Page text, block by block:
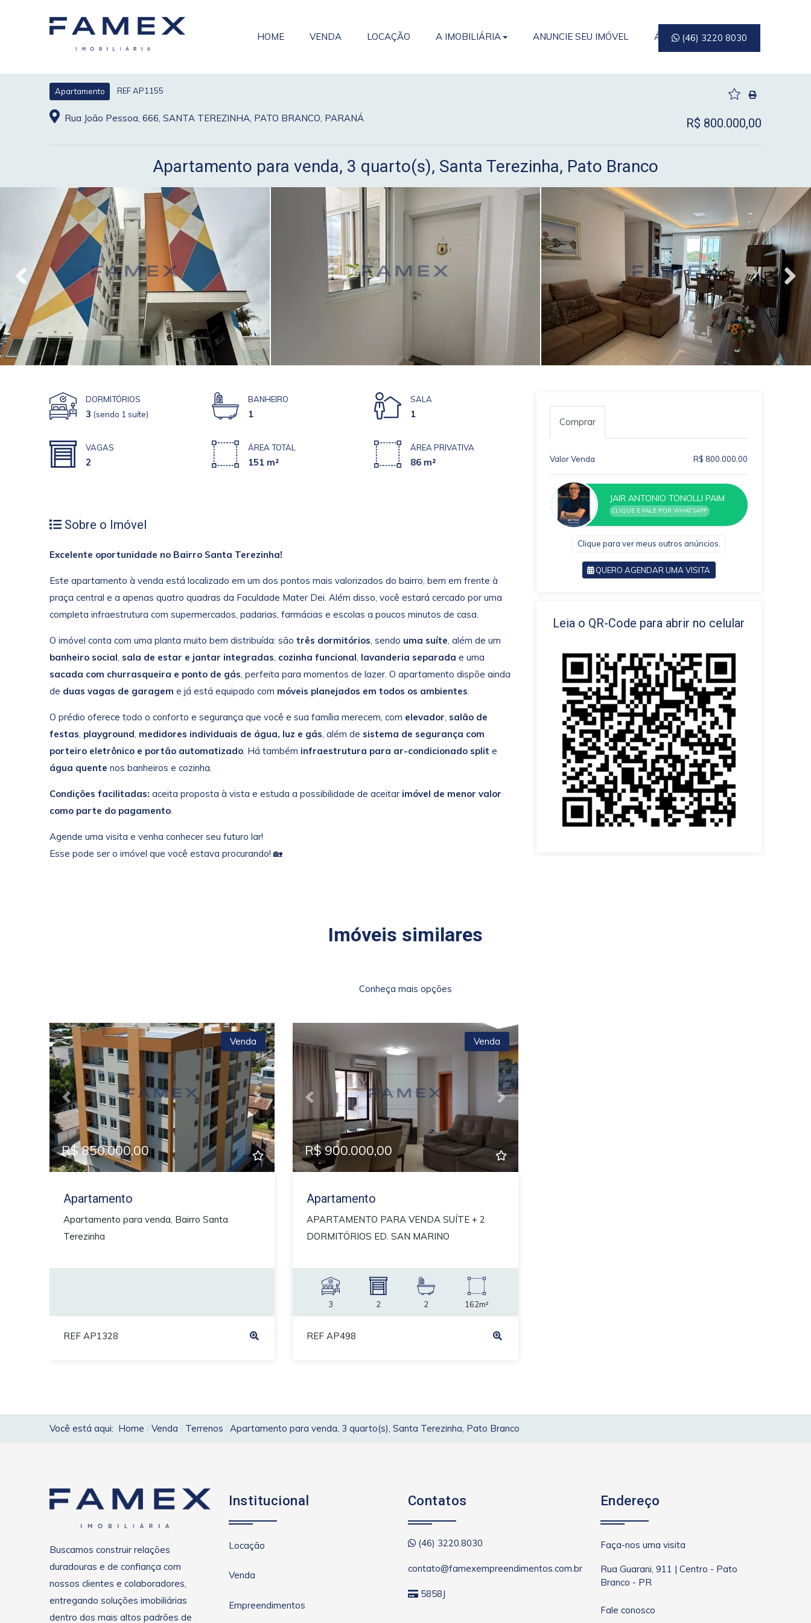
HOME VENDA LOCAÇÃO A IMOBILIÁRIA ANUNCIE SEU IMÓVEL ÁREA DO CLIENTE
(46) 3220 8030
Apartamento REF AP1155
Rua João Pessoa, 666, SANTA TEREZINHA, PATO BRANCO, PARANÁ R$ 800.000,00
Apartamento para venda, 3 quarto(s), Santa Terezinha, Pato Branco
DORMITÓRIOS
3 (sendo 1 suíte)
BANHEIRO
1
SALA
1
VAGAS
2
ÁREA TOTAL
151 m²
ÁREA PRIVATIVA
86 m²
Sobre o Imóvel
Excelente oportunidade no Bairro Santa Terezinha!
Este apartamento à venda está localizado em um dos pontos mais valorizados do bairro, bem em frente à
praça central e a apenas quatro quadras da Faculdade Mater Dei. Além disso, você estará cercado por uma
completa infraestrutura com supermercados, padarias, farmácias e escolas a poucos minutos de casa.
O imóvel conta com uma planta muito bem distribuída: sãotrês dormitórios, sendo uma suíte, além de um
banheiro social, sala de estar e jantar integradas, cozinha funcional, lavanderia separada e uma
sacada com churrasqueira e ponto de gás, perfeita para momentos de lazer. O apartamento dispõe ainda
de duas vagas de garagem e já está equipado com móveis planejados em todos os ambientes.
O prédio oferece todo o conforto e segurança que você e sua família merecem, com elevador, salão de
festas, playground, medidores individuais de água, luz e gás, além de sistema de segurança com
porteiro eletrônico e portão automatizado. Há também infraestrutura para ar-condicionado split e
água quente nos banheiros e cozinha.
Condições facilitadas: aceita proposta à vista e estuda a possibilidade de aceitar imóvel de menor valor
como parte do pagamento.
Agende uma visita e venha conhecer seu futuro lar!
Esse pode ser o imóvel que você estava procurando! 🏡
Comprar
Valor Venda R$ 800.000,00
JAIR ANTONIO TONOLLI PAIM
CLIQUE E FALE POR WHATSAPP
Clique para ver meus outros anúncios.
QUERO AGENDAR UMA VISITA
VOLTAR
Leia o QR-Code para abrir no celular
Imóveis similares
Conheça mais opções
Previous Next
Venda
R$ 850.000,00
Apartamento
Apartamento para venda, Bairro Santa
Terezinha
REF AP1328
Previous Next
Venda
R$ 900.000,00
Apartamento
APARTAMENTO PARA VENDA SUÍTE + 2
DORMITÓRIOS ED. SAN MARINO
3 2 2 162m²
REF AP498
Você está aqui: Home Venda Terrenos Apartamento para venda, 3 quarto(s), Santa Terezinha, Pato Branco
Buscamos construir relações
duradouras e de confiança com
nossos clientes e colaboradores,
entregando soluções imobiliárias
dentro dos mais altos padrões de
Institucional
Locação
Venda
Empreendimentos
Contatos
(46) 3220.8030
contato@famexempreendimentos.com.br
5858J
Endereço
Faça-nos uma visita
Rua Guarani, 911 | Centro - Pato
Branco - PR
Fale conosco